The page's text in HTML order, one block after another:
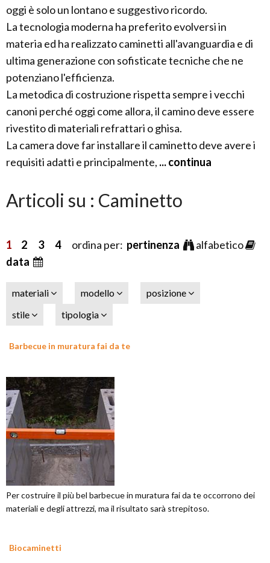
oggi è solo un lontano e suggestivo ricordo.
La tecnologia moderna ha preferito evolversi in
materia ed ha realizzato caminetti all'avanguardia e di
ultima generazione con sofisticate tecniche che ne
potenziano l'efficienza.
La metodica di costruzione rispetta sempre i vecchi
canoni perché oggi come allora, il camino deve essere
rivestito di materiali refrattari o ghisa.
La camera dove far installare il caminetto deve avere i
requisiti adatti e principalmente, ... continua
Articoli su : Caminetto
1 2 3 4ordina per: pertinenza
alfabetico
data
materiali modello
posizione
stile
tipologia
Barbecue in muratura fai da te
Per costruire il più bel barbecue in muratura fai da te occorrono dei
materiali e degli attrezzi, ma il risultato sarà strepitoso.
Biocaminetti